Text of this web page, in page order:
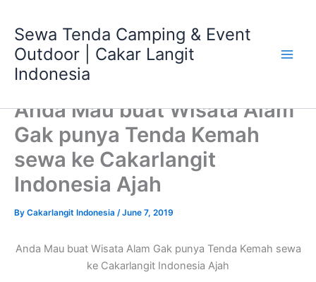
content
Sewa Tenda Camping & Event
Outdoor | Cakar Langit
Indonesia
Anda Mau buat Wisata Alam
Gak punya Tenda Kemah
sewa ke Cakarlangit
Indonesia Ajah
By Cakarlangit Indonesia /June 7, 2019
Anda Mau buat Wisata Alam Gak punya Tenda Kemah sewa
ke Cakarlangit Indonesia Ajah